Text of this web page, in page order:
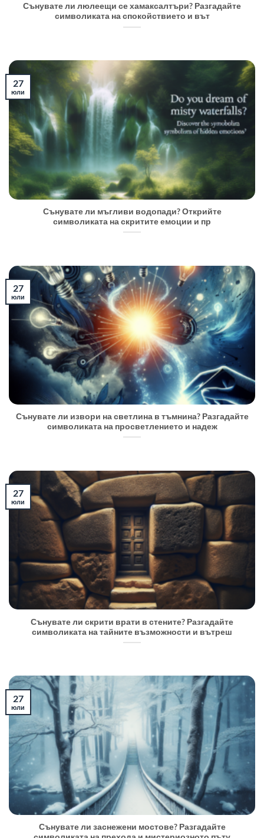
Сънувате ли люлеещи се хамаксалтъри? Разгадайте
символиката на спокойствието и вът
Сънувате ли мъгливи водопади? Открийте
символиката на скритите емоции и пр
27
юли
Сънувате ли извори на светлина в тъмнина? Разгадайте
символиката на просветлението и надеж
27
юли
Сънувате ли скрити врати в стените? Разгадайте
символиката на тайните възможности и вътреш
27
юли
Сънувате ли заснежени мостове? Разгадайте
27
юли